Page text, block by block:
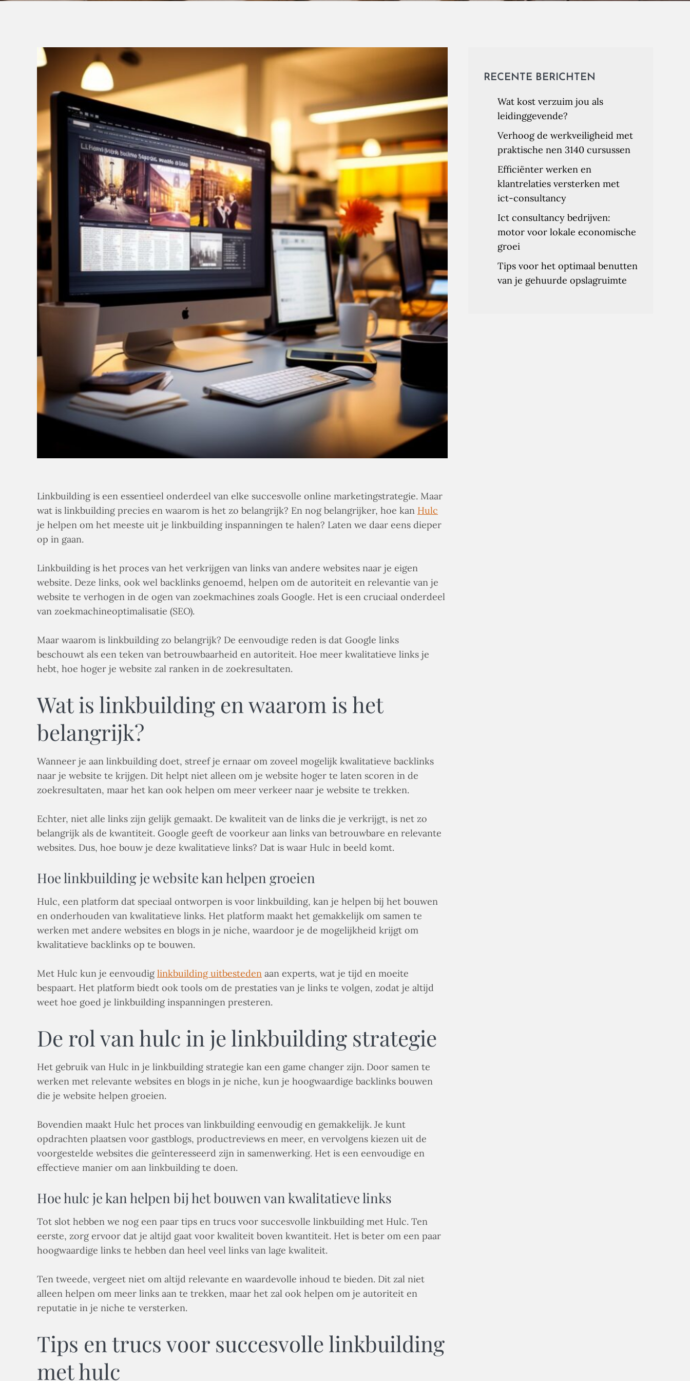
Linkbuilding is een essentieel onderdeel van elke succesvolle online marketingstrategie. Maar
wat is linkbuilding precies en waarom is het zo belangrijk? En nog belangrijker, hoe kan Hulc
je helpen om het meeste uit je linkbuilding inspanningen te halen? Laten we daar eens dieper
op in gaan.
Linkbuilding is het proces van het verkrijgen van links van andere websites naar je eigen
website. Deze links, ook wel backlinks genoemd, helpen om de autoriteit en relevantie van je
website te verhogen in de ogen van zoekmachines zoals Google. Het is een cruciaal onderdeel
van zoekmachineoptimalisatie (SEO).
Maar waarom is linkbuilding zo belangrijk? De eenvoudige reden is dat Google links
beschouwt als een teken van betrouwbaarheid en autoriteit. Hoe meer kwalitatieve links je
hebt, hoe hoger je website zal ranken in de zoekresultaten.
Wat is linkbuilding en waarom is het
belangrijk?
Wanneer je aan linkbuilding doet, streef je ernaar om zoveel mogelijk kwalitatieve backlinks
naar je website te krijgen. Dit helpt niet alleen om je website hoger te laten scoren in de
zoekresultaten, maar het kan ook helpen om meer verkeer naar je website te trekken.
Echter, niet alle links zijn gelijk gemaakt. De kwaliteit van de links die je verkrijgt, is net zo
belangrijk als de kwantiteit. Google geeft de voorkeur aan links van betrouwbare en relevante
websites. Dus, hoe bouw je deze kwalitatieve links? Dat is waar Hulc in beeld komt.
Hoe linkbuilding je website kan helpen groeien
Hulc, een platform dat speciaal ontworpen is voor linkbuilding, kan je helpen bij het bouwen
en onderhouden van kwalitatieve links. Het platform maakt het gemakkelijk om samen te
werken met andere websites en blogs in je niche, waardoor je de mogelijkheid krijgt om
kwalitatieve backlinks op te bouwen.
Met Hulc kun je eenvoudiglinkbuilding uitbesteden aan experts, wat je tijd en moeite
bespaart. Het platform biedt ook tools om de prestaties van je links te volgen, zodat je altijd
weet hoe goed je linkbuilding inspanningen presteren.
De rol van hulc in je linkbuilding strategie
Het gebruik van Hulc in je linkbuilding strategie kan een game changer zijn. Door samen te
werken met relevante websites en blogs in je niche, kun je hoogwaardige backlinks bouwen
die je website helpen groeien.
Bovendien maakt Hulc het proces van linkbuilding eenvoudig en gemakkelijk. Je kunt
opdrachten plaatsen voor gastblogs, productreviews en meer, en vervolgens kiezen uit de
voorgestelde websites die geïnteresseerd zijn in samenwerking. Het is een eenvoudige en
effectieve manier om aan linkbuilding te doen.
Hoe hulc je kan helpen bij het bouwen van kwalitatieve links
Tot slot hebben we nog een paar tips en trucs voor succesvolle linkbuilding met Hulc. Ten
eerste, zorg ervoor dat je altijd gaat voor kwaliteit boven kwantiteit. Het is beter om een paar
hoogwaardige links te hebben dan heel veel links van lage kwaliteit.
Ten tweede, vergeet niet om altijd relevante en waardevolle inhoud te bieden. Dit zal niet
alleen helpen om meer links aan te trekken, maar het zal ook helpen om je autoriteit en
reputatie in je niche te versterken.
Tips en trucs voor succesvolle linkbuilding
met hulc
RECENTE BERICHTEN
Wat kost verzuim jou als
leidinggevende?
Verhoog de werkveiligheid met
praktische nen 3140 cursussen
Efficiënter werken en
klantrelaties versterken met
ict-consultancy
Ict consultancy bedrijven:
motor voor lokale economische
groei
Tips voor het optimaal benutten
van je gehuurde opslagruimte